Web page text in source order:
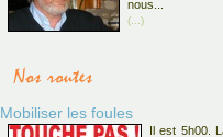
nous...
(...)
Mobiliser les foules
Il est 5h00.